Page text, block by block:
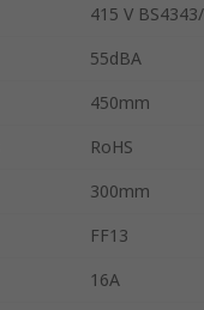
415 V
55dBA
450mm
RoHS
300mm
FF13
16A